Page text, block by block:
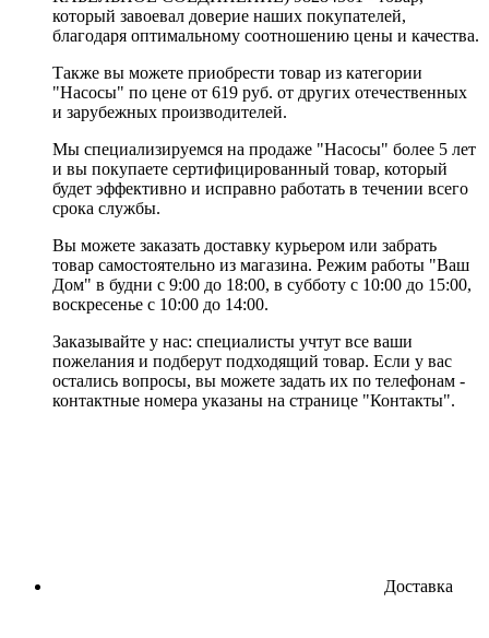
который завоевал доверие наших покупателей,
благодаря оптимальному соотношению цены и качества.
Также вы можете приобрести товар из категории
"Насосы" по цене от 619 руб. от других отечественных
и зарубежных производителей.
Мы специализируемся на продаже "Насосы" более 5 лет
и вы покупаете сертифицированный товар, который
будет эффективно и исправно работать в течении всего
срока службы.
Вы можете заказать доставку курьером или забрать
товар самостоятельно из магазина. Режим работы "Ваш
Дом" в будни с 9:00 до 18:00, в субботу с 10:00 до 15:00,
воскресенье с 10:00 до 14:00.
Заказывайте у нас: специалисты учтут все ваши
пожелания и подберут подходящий товар. Если у вас
остались вопросы, вы можете задать их по телефонам -
контактные номера указаны на странице "Контакты".
Доставка